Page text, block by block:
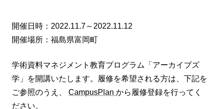
開催日時：2022.11.7～2022.11.12
開催場所：福島県富岡町
学術資料マネジメント教育プログラム「アーカイブズ
学」を開講いたします。履修を希望される方は、下記を
ご参照のうえ、 CampusPlan から履修登録を行ってく
ださい。